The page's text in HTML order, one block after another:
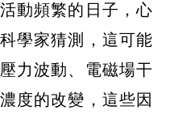
動頻繁的日子，心
學家猜測，這可能
力波動、電磁場干
度的改變，這些因